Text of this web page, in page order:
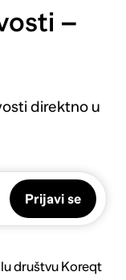
–
direktno u
Prijavi se
društvu Koreqt